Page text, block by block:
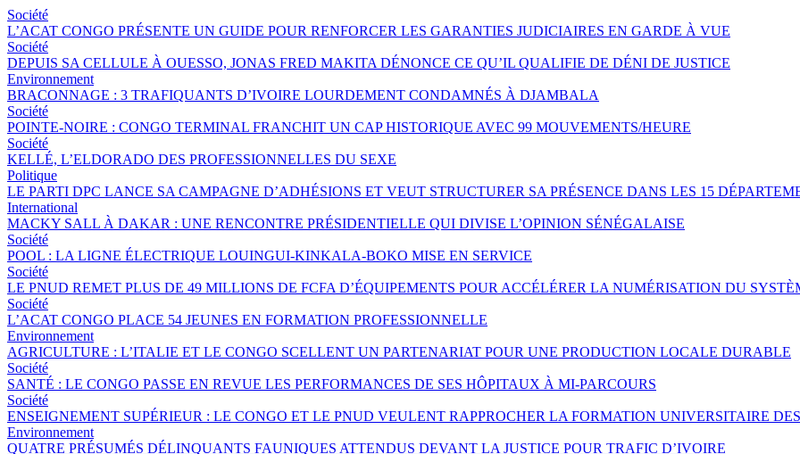
Société
L’ACAT CONGO PRÉSENTE UN GUIDE POUR RENFORCER LES GARANTIES JUDICIAIRES EN GARDE À VUE
Société
DEPUIS SA CELLULE À OUESSO, JONAS FRED MAKITA DÉNONCE CE QU’IL QUALIFIE DE DÉNI DE JUSTICE
Environnement
BRACONNAGE : 3 TRAFIQUANTS D’IVOIRE LOURDEMENT CONDAMNÉS À DJAMBALA
Société
POINTE-NOIRE : CONGO TERMINAL FRANCHIT UN CAP HISTORIQUE AVEC 99 MOUVEMENTS/HEURE
Société
KELLÉ, L’ELDORADO DES PROFESSIONNELLES DU SEXE
Politique
LE PARTI DPC LANCE SA CAMPAGNE D’ADHÉSIONS ET VEUT STRUCTURER SA PRÉSENCE DANS LES 15
International
MACKY SALL À DAKAR : UNE RENCONTRE PRÉSIDENTIELLE QUI DIVISE L’OPINION SÉNÉGALAISE
Société
POOL : LA LIGNE ÉLECTRIQUE LOUINGUI-KINKALA-BOKO MISE EN SERVICE
Société
LE PNUD REMET PLUS DE 49 MILLIONS DE FCFA D’ÉQUIPEMENTS POUR ACCÉLÉRER LA NUMÉRISATION DU
Société
L’ACAT CONGO PLACE 54 JEUNES EN FORMATION PROFESSIONNELLE
Environnement
AGRICULTURE : L’ITALIE ET LE CONGO SCELLENT UN PARTENARIAT POUR UNE PRODUCTION LOCALE DURABLE
Société
SANTÉ : LE CONGO PASSE EN REVUE LES PERFORMANCES DE SES HÔPITAUX À MI-PARCOURS
Société
ENSEIGNEMENT SUPÉRIEUR : LE CONGO ET LE PNUD VEULENT RAPPROCHER LA FORMATION UNIVERSITAIRE
Environnement
QUATRE PRÉSUMÉS DÉLINQUANTS FAUNIQUES ATTENDUS DEVANT LA JUSTICE POUR TRAFIC D’IVOIRE